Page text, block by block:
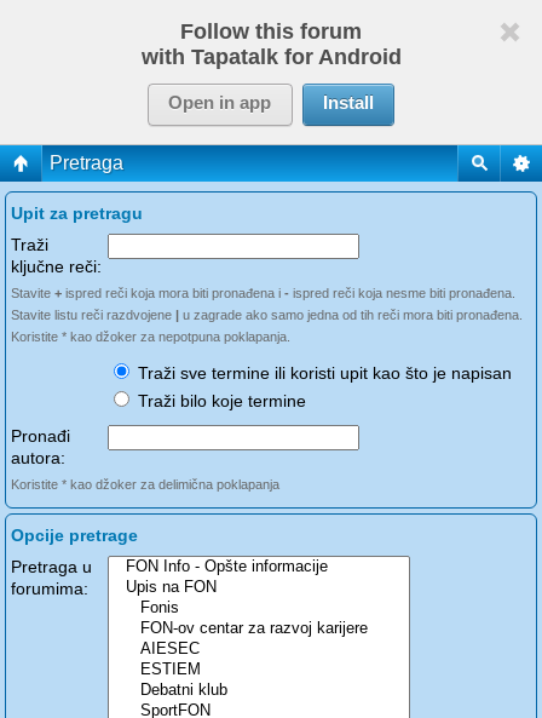
Follow this forum
with Tapatalk for Android
Open in app Install
Pretraga
Upit za pretragu
Traži
ključne reči:
Stavite + ispred reči koja mora biti pronađena i - ispred reči koja nesme biti pronađena.
Stavite listu reči razdvojene | u zagrade ako samo jedna od tih reči mora biti pronađena.
Koristite * kao džoker za nepotpuna poklapanja.
Traži sve termine ili koristi upit kao što je napisan
Traži bilo koje termine
Pronađi
autora:
Koristite * kao džoker za delimična poklapanja
Opcije pretrage
Pretraga u
forumima: